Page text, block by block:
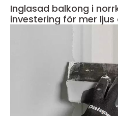
Inglasad balkong i
investering för mer